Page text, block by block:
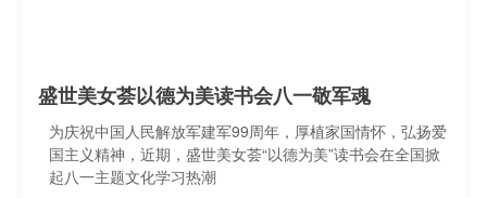
盛世美女荟以德为美读书会八一敬军魂
为庆祝中国人民解放军建军99周年，厚植家国情怀，弘扬爱
国主义精神，近期，盛世美女荟“以德为美”读书会在全国掀
起八一主题文化学习热潮